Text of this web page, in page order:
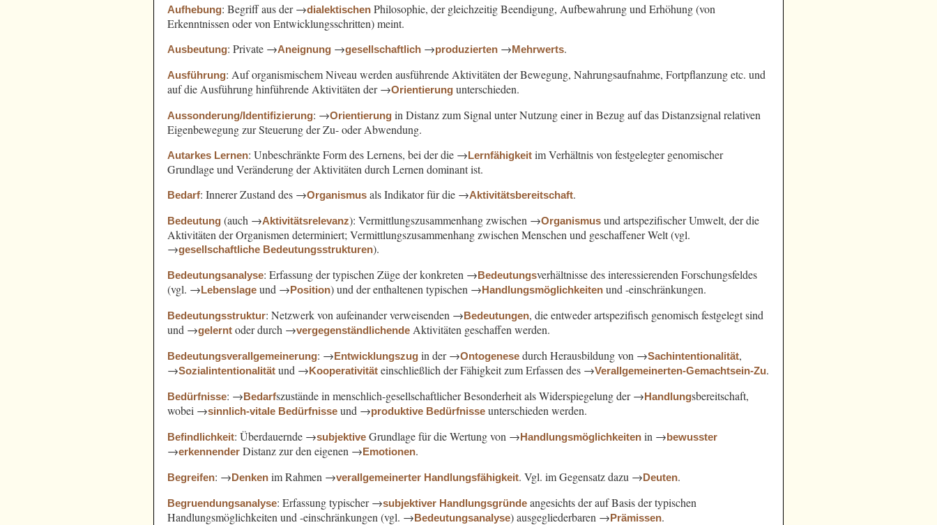
Aufhebung: Begriff aus der →dialektischen Philosophie, der gleichzeitig Beendigung, Aufbewahrung und Erhöhung (von
Erkenntnissen oder von Entwicklungsschritten) meint.
Ausbeutung: Private →Aneignung →gesellschaftlich →produzierten →Mehrwerts.
Ausführung: Auf organismischem Niveau werden ausführende Aktivitäten der Bewegung, Nahrungsaufnahme, Fortpflanzung etc. und
auf die Ausführung hinführende Aktivitäten der →Orientierung unterschieden.
Aussonderung/Identifizierung: →Orientierung in Distanz zum Signal unter Nutzung einer in Bezug auf das Distanzsignal relativen
Eigenbewegung zur Steuerung der Zu- oder Abwendung.
Autarkes Lernen: Unbeschränkte Form des Lernens, bei der die →Lernfähigkeit im Verhältnis von festgelegter genomischer
Grundlage und Veränderung der Aktivitäten durch Lernen dominant ist.
Bedarf: Innerer Zustand des →Organismus als Indikator für die →Aktivitätsbereitschaft.
Bedeutung (auch →Aktivitätsrelevanz): Vermittlungszusammenhang zwischen →Organismus und artspezifischer Umwelt, der die
Aktivitäten der Organismen determiniert; Vermittlungszusammenhang zwischen Menschen und geschaffener Welt (vgl.
→gesellschaftliche Bedeutungsstrukturen).
Bedeutungsanalyse: Erfassung der typischen Züge der konkreten →Bedeutungsverhältnisse des interessierenden Forschungsfeldes
(vgl. →Lebenslage und →Position) und der enthaltenen typischen →Handlungsmöglichkeiten und -einschränkungen.
Bedeutungsstruktur: Netzwerk von aufeinander verweisenden →Bedeutungen, die entweder artspezifisch genomisch festgelegt sind
und →gelernt oder durch →vergegenständlichende Aktivitäten geschaffen werden.
Bedeutungsverallgemeinerung: →Entwicklungszug in der →Ontogenese durch Herausbildung von →Sachintentionalität,
→Sozialintentionalität und →Kooperativität einschließlich der Fähigkeit zum Erfassen des →Verallgemeinerten-Gemachtsein-Zu.
Bedürfnisse: →Bedarfszustände in menschlich-gesellschaftlicher Besonderheit als Widerspiegelung der →Handlungsbereitschaft,
wobei →sinnlich-vitale Bedürfnisse und →produktive Bedürfnisse unterschieden werden.
Befindlichkeit: Überdauernde →subjektive Grundlage für die Wertung von →Handlungsmöglichkeiten in →bewusster
→erkennender Distanz zur den eigenen →Emotionen.
Begreifen: →Denken im Rahmen →verallgemeinerter Handlungsfähigkeit. Vgl. im Gegensatz dazu →Deuten.
Begruendungsanalyse: Erfassung typischer →subjektiver Handlungsgründe angesichts der auf Basis der typischen
Handlungsmöglichkeiten und -einschränkungen (vgl. →Bedeutungsanalyse) ausgegliederbaren →Prämissen.